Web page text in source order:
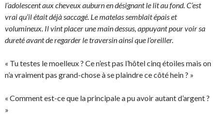
l’adolescent aux cheveux auburn en désignant le lit au fond. C’est
vrai qu’il était déjà saccagé. Le matelas semblait épais et
volumineux. Il vint placer une main dessus, appuyant pour voir sa
dureté avant de regarder le traversin ainsi que l’oreiller.
« Tu testes le moelleux ? Ce n’est pas l’hôtel cinq étoiles mais on
n’a vraiment pas grand-chose à se plaindre ce côté hein ? »
« Comment est-ce que la principale a pu avoir autant d’argent ?
»